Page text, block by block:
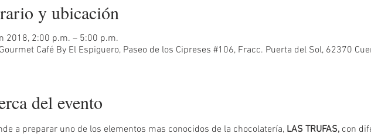
y ubicación
2018, 2:00 p.m. – 5:00 p.m.
Café By El Espiguero, Paseo de los Cipreses #106, Fracc. Puerta del Sol, 62370
del evento
a preparar uno de los elementos mas conocidos de la chocolatería, LAS TRUFAS, con